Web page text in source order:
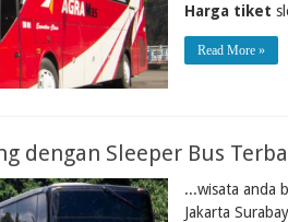
Harga tiket
Read More »
dengan Sleeper Bus
...wisata anda
Jakarta